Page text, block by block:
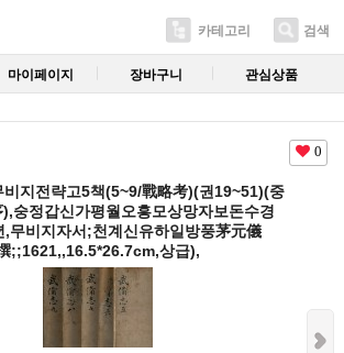
카테고리 검색
마이페이지 장바구니 관심상품
0
비지전략고5책(5~9/戰略考)(권19~51)(중
숭정갑신가평월오흥모상망자보돈수경
,무비지자서;천계신유하일방풍茅元儀
;;1621,,16.5*26.7cm,상급),